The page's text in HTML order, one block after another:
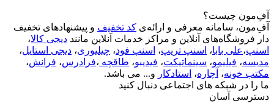
آفِ‌مون چیست؟
آفِ‌مون، سامانه معرفی و ارائه‌ی کد تخفیف و پیشنهادهای تخفیف
دار فروشگاه‌های آنلاین و مراکز خدمات آنلاین مانند دیجی کالا،
اسنپ،علی بابا، اسنپ تریپ، اسنپ فود، چیلیوری، دیجی استایل،
مدیسه، فیلیمو، سینماتیکت، فیدیبو، طاقچه ،فرادرس، فرانش،
مکتب خونه، آچاره، استادکار و... می باشد.
ما را در شبکه های اجتماعی دنبال کنید
دسترسی آسان